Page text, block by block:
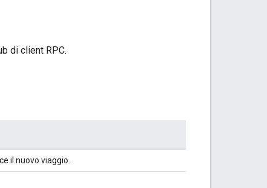
di client RPC.
il nuovo viaggio.